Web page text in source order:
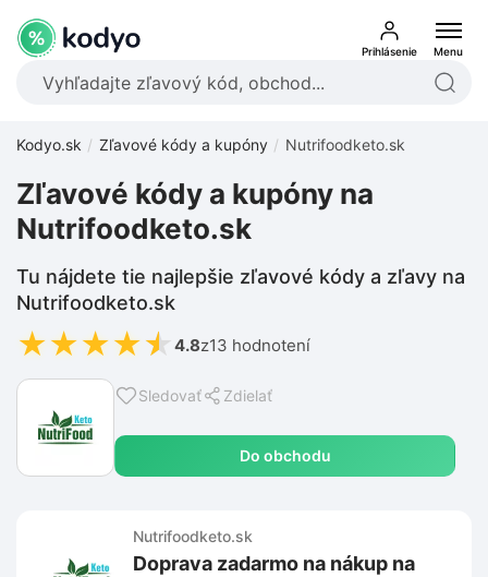
Prihlásenie Menu
Kodyo.sk Zľavové kódy a kupóny Nutrifoodketo.sk
Sledovať Zdielať
Do obchodu
Zľavové kódy a kupóny na
Nutrifoodketo.sk
Tu nájdete tie najlepšie zľavové kódy a zľavy na
Nutrifoodketo.sk
★★★★★ 4.8z13 hodnotení
Nutrifoodketo.sk
Doprava zadarmo na nákup na